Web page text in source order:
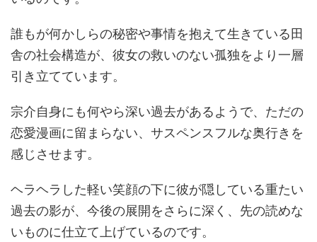
誰もが何かしらの秘密や事情を抱えて生きている田
舎の社会構造が、彼女の救いのない孤独をより一層
引き立てています。
宗介自身にも何やら深い過去があるようで、ただの
恋愛漫画に留まらない、サスペンスフルな奥行きを
感じさせます。
ヘラヘラした軽い笑顔の下に彼が隠している重たい
過去の影が、今後の展開をさらに深く、先の読めな
いものに仕立て上げているのです。